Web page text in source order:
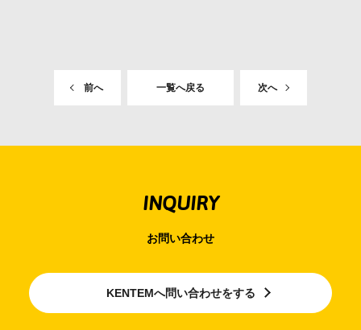
前へ 一覧へ戻る 次へ
INQUIRY
お問い合わせ
KENTEMへ問い合わせをする